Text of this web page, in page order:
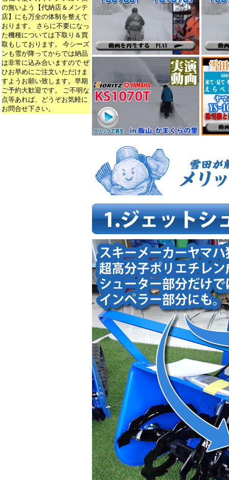
の無いよう【代納店＆メンテ
店】にも万全の体制を整えて
おります。 さらに不要になっ
た機種については下取り＆買
取もしております。 今シーズ
ンも雪が降ってからでは納品
は非常に込み合いますので ぜ
ひお早めにご注文いただけま
すようお願い致します。早期
ご予約大歓迎です。 ご不明な
点等あれば、どうぞお気軽に
お問合せ下さい。